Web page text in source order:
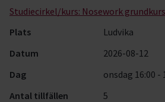
Studiecirkel/kurs: Nosework
Plats
Ludvika
Datum
2026-08-12
Dag
onsdag 16:00 -
Antal tillfällen
5